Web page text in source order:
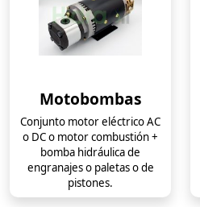
Motobombas
Conjunto motor eléctrico AC
o DC o motor combustión +
bomba hidráulica de
engranajes o paletas o de
pistones.